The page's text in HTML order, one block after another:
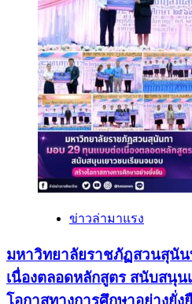
ข่าวล่ามาแรง
มหาวิทยาลัยราชภัฏสวนสุนั
เนื่องตลอดหลักสูตร สนับสนุน
โอกาสทางการศึกษาอย่างยั่ง